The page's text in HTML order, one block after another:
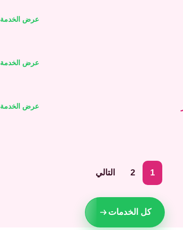
عرض الخدمة
عرض الخدمة
عرض الخدمة
1
2 التالي
كل الخدمات